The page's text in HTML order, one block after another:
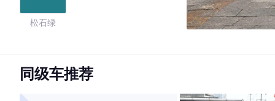
松石绿
4.28
同级车推荐